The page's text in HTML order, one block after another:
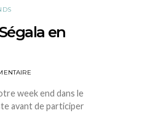
en
week end dans le
avant de participer